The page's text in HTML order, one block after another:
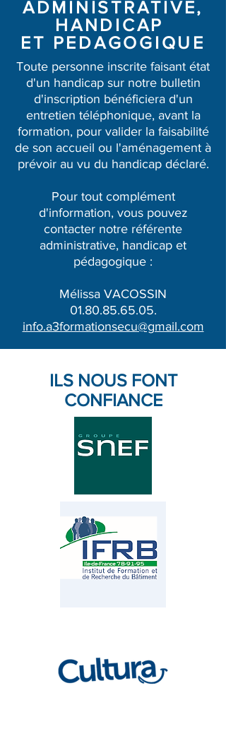
ADMINISTRATIVE,
HANDICAP
ET PEDAGOGIQUE
Toute personne inscrite faisant état
d'un handicap sur notre bulletin
d'inscription bénéficiera d'un
entretien téléphonique, avant la
formation, pour valider la faisabilité
de son accueil ou l'aménagement à
prévoir au vu du handicap déclaré.
Pour tout complément
d'information, vous pouvez
contacter notre référente
administrative, handicap et
pédagogique :
Mélissa VACOSSIN
01.80.85.65.05.
info.a3formationsecu@gmail.com
ILS NOUS FONT
CONFIANCE